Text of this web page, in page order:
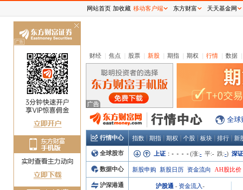
财经 焦点 股票 新股 期指 期权 行情 数据
全球
行情中心 指数 期指 期权 个股 板块 排行 新
全球股市 上证 ： - - - - (涨:- 平:- 跌:-) 深证
数据中心 新股申购 新股日历 资金流向 AH股比价
沪深港通 沪股通 - 资金流入-
网站首页 加收藏 移动客户端 东方财富 天天基金网